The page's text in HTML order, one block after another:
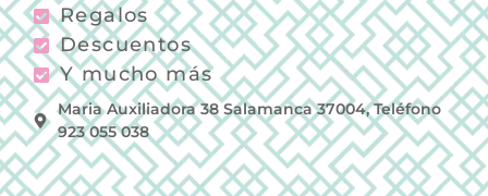
Regalos
Descuentos
Y mucho más
Maria Auxiliadora 38 Salamanca 37004, Teléfono
923 055 038